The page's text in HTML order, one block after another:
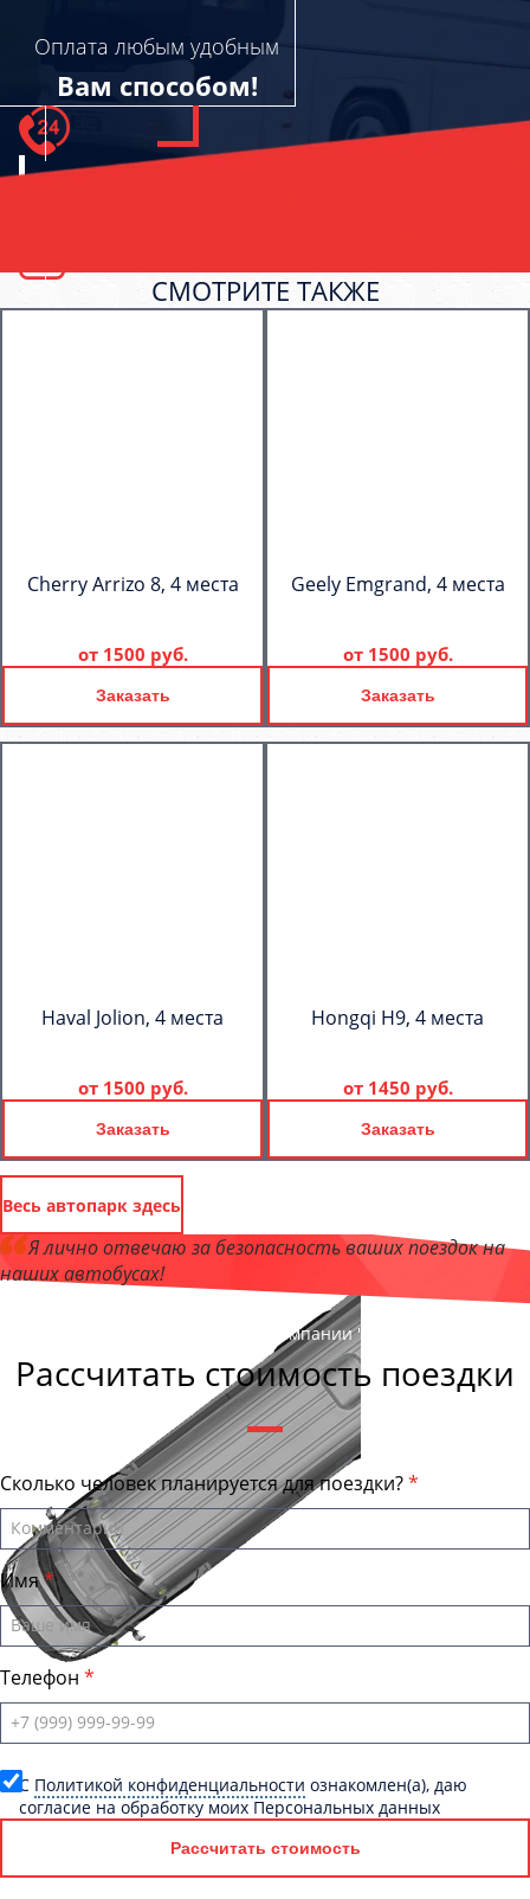
Оплата любым удобным
Вам способом!
СМОТРИТЕ ТАКЖЕ
Cherry Arrizo 8, 4 места
от 1500 руб.
Заказать
Geely Emgrand, 4 места
от 1500 руб.
Заказать
Haval Jolion, 4 места
от 1500 руб.
Заказать
Hongqi H9, 4 места
от 1450 руб.
Заказать
Весь автопарк здесь
Я лично отвечаю за безопасность ваших поездок на
наших автобусах!
, директор компании "КазаньБас"
Рассчитать стоимость поездки
Сколько человек планируется для поездки?
Имя
Телефон
C Политикой конфиденциальности ознакомлен(а), даю
согласие на обработку моих Персональных данных
Рассчитать стоимость